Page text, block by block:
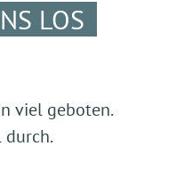
LOS
viel geboten.
durch.